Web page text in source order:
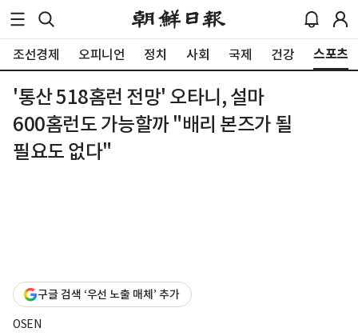
조선경제 오피니언 정치 사회 국제 건강 스포츠
'통산 518홈런 전망' 오타니, 설마
600홈런도 가능할까 "배리 본즈가 될
필요도 없다"
구글 검색 ‘우선 노출 매체’ 추가
OSEN